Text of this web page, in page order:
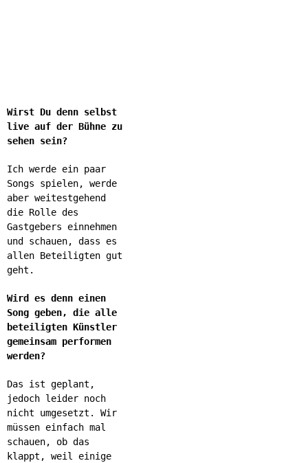
Wirst Du denn selbst
live auf der Bühne zu
sehen sein?
Ich werde ein paar
Songs spielen, werde
aber weitestgehend
die Rolle des
Gastgebers einnehmen
und schauen, dass es
allen Beteiligten gut
geht.
Wird es denn einen
Song geben, die alle
beteiligten Künstler
gemeinsam performen
werden?
Das ist geplant,
jedoch leider noch
nicht umgesetzt. Wir
müssen einfach mal
schauen, ob das
klappt, weil einige